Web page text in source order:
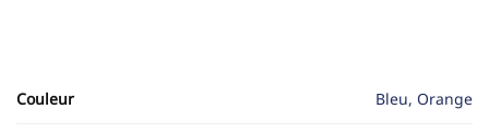
Couleur Bleu, Orange